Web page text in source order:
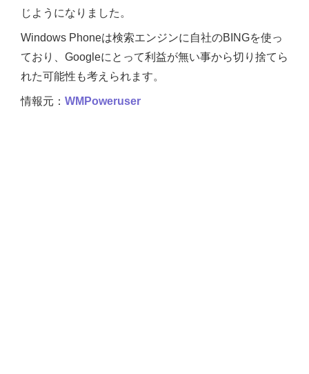
じようになりました。
Windows Phoneは検索エンジンに自社のBINGを使っ
ており、Googleにとって利益が無い事から切り捨てら
れた可能性も考えられます。
情報元： WMPoweruser